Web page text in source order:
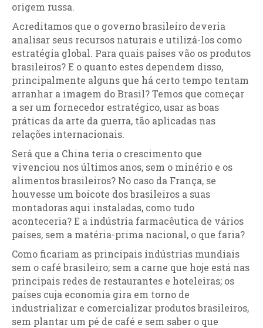
origem russa.
Acreditamos que o governo brasileiro deveria
analisar seus recursos naturais e utilizá-los como
estratégia global. Para quais países vão os produtos
brasileiros? E o quanto estes dependem disso,
principalmente alguns que há certo tempo tentam
arranhar a imagem do Brasil? Temos que começar
a ser um fornecedor estratégico, usar as boas
práticas da arte da guerra, tão aplicadas nas
relações internacionais.
Será que a China teria o crescimento que
vivenciou nos últimos anos, sem o minério e os
alimentos brasileiros? No caso da França, se
houvesse um boicote dos brasileiros a suas
montadoras aqui instaladas, como tudo
aconteceria? E a indústria farmacêutica de vários
países, sem a matéria-prima nacional, o que faria?
Como ficariam as principais indústrias mundiais
sem o café brasileiro; sem a carne que hoje está nas
principais redes de restaurantes e hoteleiras; os
países cuja economia gira em torno de
industrializar e comercializar produtos brasileiros,
sem plantar um pé de café e sem saber o que